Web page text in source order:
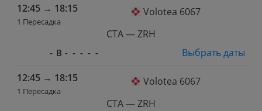
12:45 → 18:15
1 Пересадка
Volotea 6067
CTA — ZRH
- В - - - - -
Выбрать даты
12:45 → 18:15
1 Пересадка
Volotea 6067
CTA — ZRH